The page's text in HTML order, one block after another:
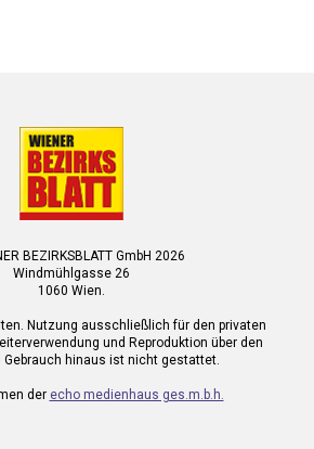
BEZIRKSBLATT GmbH 2026
Windmühlgasse 26
1060 Wien.
Nutzung ausschließlich für den privaten
und Reproduktion über den
Gebrauch hinaus ist nicht gestattet.
der echo medienhaus ges.m.b.h.